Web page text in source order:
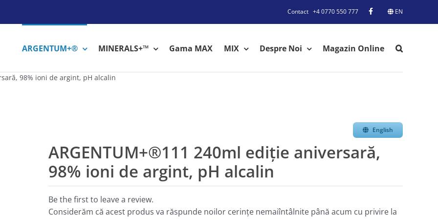
Contact +4 0770 550 777 EN
ARGENTUM+® MINERALS+™ Gama MAX MIX Despre Noi Magazin Online
98% ioni de argint, pH alcalin
English
ARGENTUM+®111 240ml ediţie aniversară,
98% ioni de argint, pH alcalin
Be the first to leave a review.
Considerăm că acest produs va răspunde noilor cerinţe nemaiîntâlnite până acum cu privire la